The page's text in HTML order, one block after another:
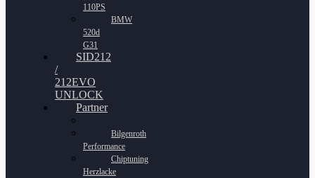
110PS
BMW
520d
G31
SID212
/
212EVO
UNLOCK
Partner
Bilgenroth
Performance
Chiptuning
Herzlacke